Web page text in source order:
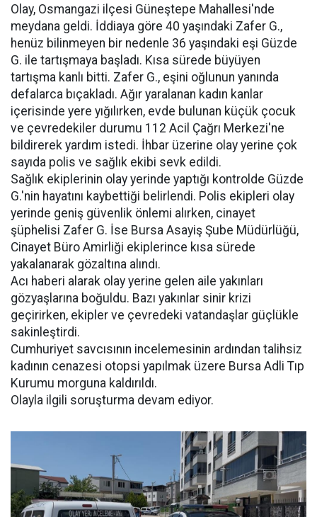
Olay, Osmangazi ilçesi Güneştepe Mahallesi'nde
meydana geldi. İddiaya göre 40 yaşındaki Zafer G.,
henüz bilinmeyen bir nedenle 36 yaşındaki eşi Güzde
G. ile tartışmaya başladı. Kısa sürede büyüyen
tartışma kanlı bitti. Zafer G., eşini oğlunun yanında
defalarca bıçakladı. Ağır yaralanan kadın kanlar
içerisinde yere yığılırken, evde bulunan küçük çocuk
ve çevredekiler durumu 112 Acil Çağrı Merkezi'ne
bildirerek yardım istedi. İhbar üzerine olay yerine çok
sayıda polis ve sağlık ekibi sevk edildi.
Sağlık ekiplerinin olay yerinde yaptığı kontrolde Güzde
G.'nin hayatını kaybettiği belirlendi. Polis ekipleri olay
yerinde geniş güvenlik önlemi alırken, cinayet
şüphelisi Zafer G. İse Bursa Asayiş Şube Müdürlüğü,
Cinayet Büro Amirliği ekiplerince kısa sürede
yakalanarak gözaltına alındı.
Acı haberi alarak olay yerine gelen aile yakınları
gözyaşlarına boğuldu. Bazı yakınlar sinir krizi
geçirirken, ekipler ve çevredeki vatandaşlar güçlükle
sakinleştirdi.
Cumhuriyet savcısının incelemesinin ardından talihsiz
kadının cenazesi otopsi yapılmak üzere Bursa Adli Tıp
Kurumu morguna kaldırıldı.
Olayla ilgili soruşturma devam ediyor.